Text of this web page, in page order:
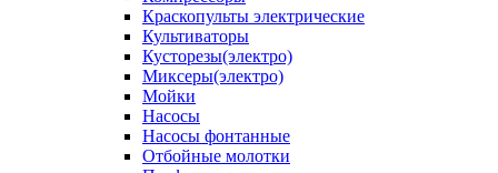
Краскопульты электрические
Культиваторы
Кусторезы(электро)
Миксеры(электро)
Мойки
Насосы
Насосы фонтанные
Отбойные молотки